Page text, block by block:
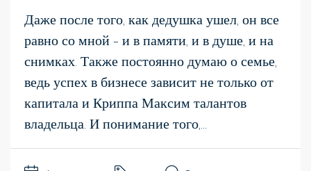
Даже после того, как дедушка ушел, он все
равно со мной – и в памяти, и в душе, и на
снимках. Также постоянно думаю о семье,
ведь успех в бизнесе зависит не только от
капитала и Криппа Максим талантов
владельца. И понимание того,...